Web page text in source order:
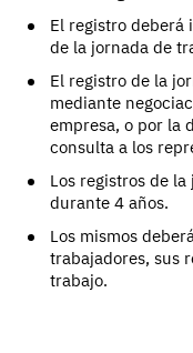
El registro
de la jornada de
El registro de la
mediante
empresa, o por la
consulta a los
Los registros de
durante 4 años.
Los mismos
trabajadores, sus
trabajo.